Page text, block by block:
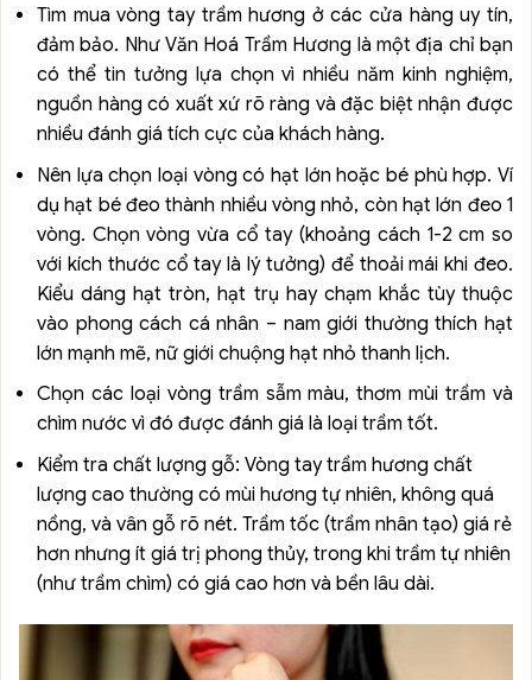
Tìm mua vòng tay trầm hương ở các cửa hàng uy tín,
đảm bảo. Như Văn Hoá Trầm Hương là một địa chỉ bạn
có thể tin tưởng lựa chọn vì nhiều năm kinh nghiệm,
nguồn hàng có xuất xứ rõ ràng và đặc biệt nhận được
nhiều đánh giá tích cực của khách hàng.
Nên lựa chọn loại vòng có hạt lớn hoặc bé phù hợp. Ví
dụ hạt bé đeo thành nhiều vòng nhỏ, còn hạt lớn đeo 1
vòng. Chọn vòng vừa cổ tay (khoảng cách 1-2 cm so
với kích thước cổ tay là lý tưởng) để thoải mái khi đeo.
Kiểu dáng hạt tròn, hạt trụ hay chạm khắc tùy thuộc
vào phong cách cá nhân – nam giới thường thích hạt
lớn mạnh mẽ, nữ giới chuộng hạt nhỏ thanh lịch.
Chọn các loại vòng trầm sẫm màu, thơm mùi trầm và
chìm nước vì đó được đánh giá là loại trầm tốt.
Kiểm tra chất lượng gỗ: Vòng tay trầm hương chất
lượng cao thường có mùi hương tự nhiên, không quá
nồng, và vân gỗ rõ nét. Trầm tốc (trầm nhân tạo) giá rẻ
hơn nhưng ít giá trị phong thủy, trong khi trầm tự nhiên
(như trầm chìm) có giá cao hơn và bền lâu dài.